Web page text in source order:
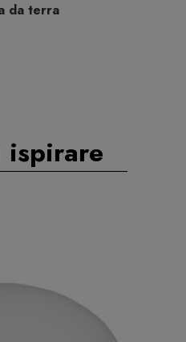
da terra
ispirare